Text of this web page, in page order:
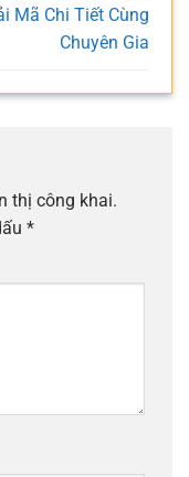
Mã Chi Tiết Cùng
Chuyên Gia
thị công khai.
*